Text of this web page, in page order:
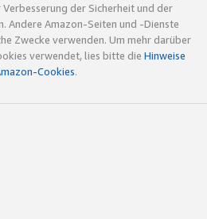
der Sicherheit und der
Andere Amazon-Seiten und -Dienste
Zwecke verwenden. Um mehr darüber
verwendet, lies bitte die Hinweise
Cookies.